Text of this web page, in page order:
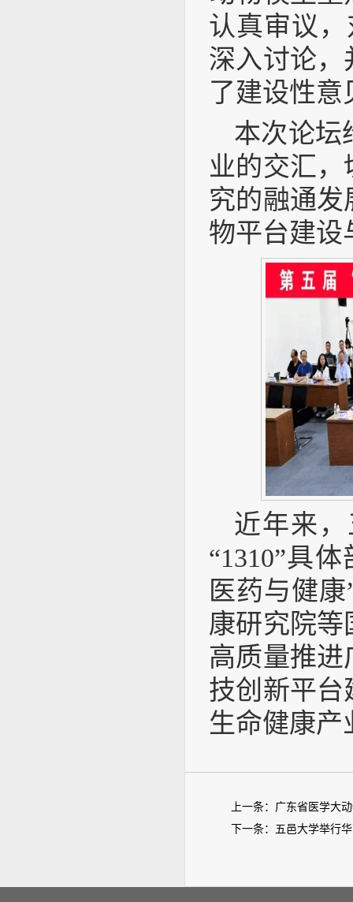
认真审议
深入讨论，
了建设性意
本次论坛
业的交汇
究的融通
物平台建设
近年来
“1310”具
医药与健
康研究院
高质量推
技创新平台
生命健康产
上一条： 广东省医学大
下一条： 五邑大学举行